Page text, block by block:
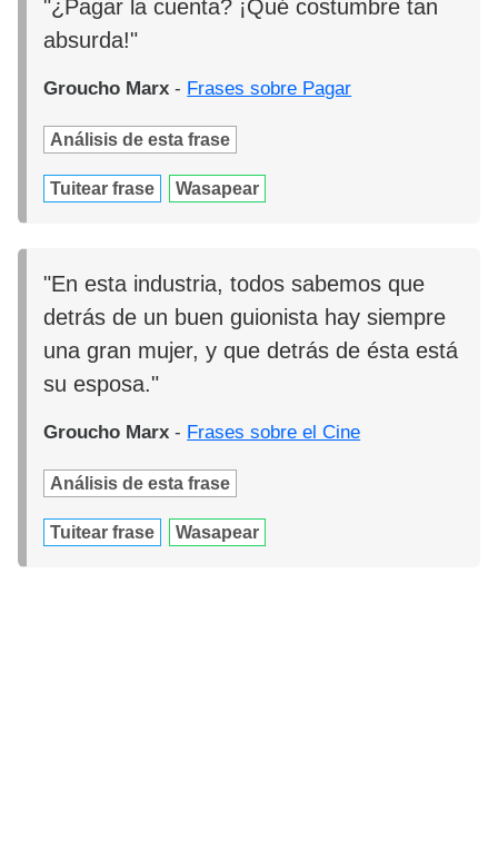
"¿Pagar la cuenta? ¡Qué costumbre tan
absurda!"
Groucho Marx - Frases sobre Pagar
Análisis de esta frase
Tuitear frase Wasapear
"En esta industria, todos sabemos que
detrás de un buen guionista hay siempre
una gran mujer, y que detrás de ésta está
su esposa."
Groucho Marx - Frases sobre el Cine
Análisis de esta frase
Tuitear frase Wasapear